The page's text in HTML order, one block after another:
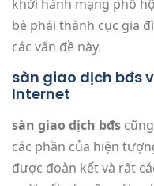
khởi hành mạng phố
bè phái thành cục gia
các vấn đề này.
sàn giao dịch bđs
Internet
sàn giao dịch bđs
các phần của hiện
được đoàn kết và rất